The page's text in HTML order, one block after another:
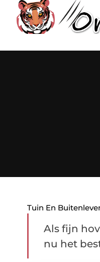
Tuin En
Als fijn
nu het